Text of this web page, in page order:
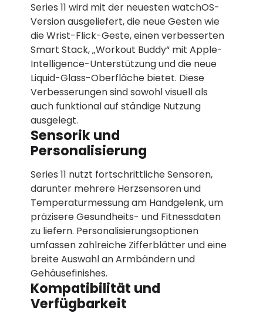
Series 11 wird mit der neuesten watchOS-
Version ausgeliefert, die neue Gesten wie
die Wrist-Flick-Geste, einen verbesserten
Smart Stack, „Workout Buddy“ mit Apple-
Intelligence-Unterstützung und die neue
Liquid-Glass-Oberfläche bietet. Diese
Verbesserungen sind sowohl visuell als
auch funktional auf ständige Nutzung
ausgelegt.
Sensorik und
Personalisierung
Series 11 nutzt fortschrittliche Sensoren,
darunter mehrere Herzsensoren und
Temperaturmessung am Handgelenk, um
präzisere Gesundheits- und Fitnessdaten
zu liefern. Personalisierungsoptionen
umfassen zahlreiche Zifferblätter und eine
breite Auswahl an Armbändern und
Gehäusefinishes.
Kompatibilität und
Verfügbarkeit